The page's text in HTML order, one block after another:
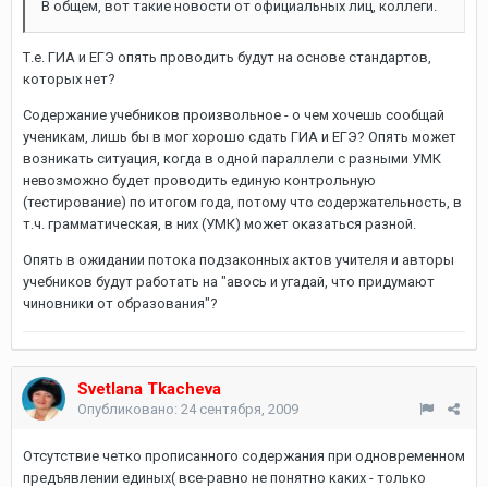
В общем, вот такие новости от официальных лиц, коллеги.
Т.е. ГИА и ЕГЭ опять проводить будут на основе стандартов,
которых нет?
Содержание учебников произвольное - о чем хочешь сообщай
ученикам, лишь бы в мог хорошо сдать ГИА и ЕГЭ? Опять может
возникать ситуация, когда в одной параллели с разными УМК
невозможно будет проводить единую контрольную
(тестирование) по итогом года, потому что содержательность, в
т.ч. грамматическая, в них (УМК) может оказаться разной.
Опять в ожидании потока подзаконных актов учителя и авторы
учебников будут работать на "авось и угадай, что придумают
чиновники от образования"?
Svetlana Tkacheva
Опубликовано: 24 сентября, 2009
Отсутствие четко прописанного содержания при одновременном
предъявлении единых( все-равно не понятно каких - только